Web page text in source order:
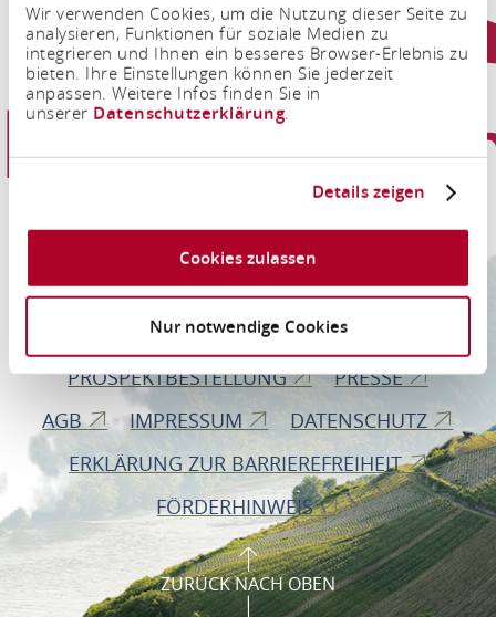
Wir verwenden Cookies, um die Nutzung dieser Seite zu
analysieren, Funktionen für soziale Medien zu
integrieren und Ihnen ein besseres Browser-Erlebnis zu
bieten. Ihre Einstellungen können Sie jederzeit
anpassen. Weitere Infos finden Sie in
unserer Datenschutzerklärung.
Details zeigen
Cookies zulassen
Nur notwendige Cookies
Informationen
Romantischer Rhein Tourismus GmbH
Bahnhofstraße 28
56112 Lahnstein
PROSPEKTBESTELLUNG
PRESSE
AGB
IMPRESSUM
DATENSCHUTZ
ERKLÄRUNG ZUR BARRIEREFREIHEIT
FÖRDERHINWEIS
ZURÜCK NACH OBEN